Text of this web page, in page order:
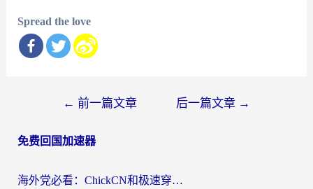
Spread the love
导
← 前一篇文章 后一篇文章 →
免费回国加速器
海外党必看：ChickCN和极速穿梭VPN好用吗？3招教你选对回国加速器无缝刷国内资源